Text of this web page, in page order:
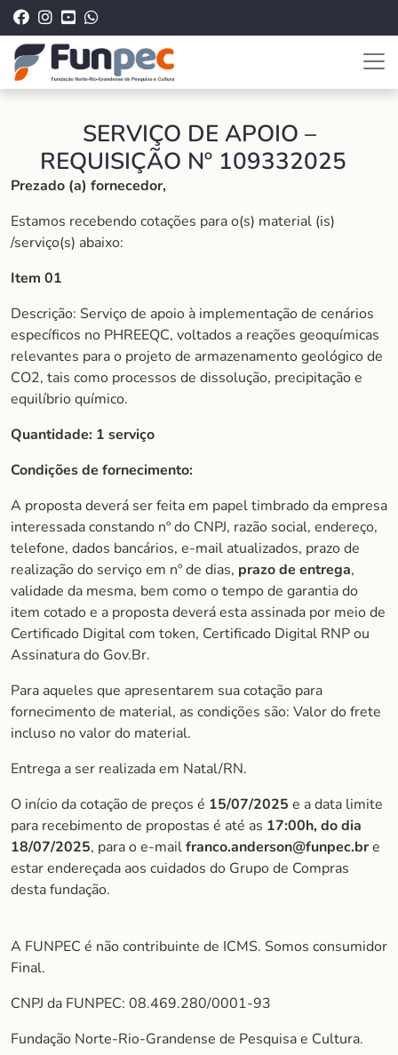
SERVIÇO DE APOIO –
REQUISIÇÃO Nº 109332025
Prezado (a) fornecedor,
Estamos recebendo cotações para o(s) material (is)
/serviço(s) abaixo:
Item 01
Descrição: Serviço de apoio à implementação de cenários
específicos no PHREEQC, voltados a reações geoquímicas
relevantes para o projeto de armazenamento geológico de
CO2, tais como processos de dissolução, precipitação e
equilíbrio químico.
Quantidade: 1 serviço
Condições de fornecimento:
A proposta deverá ser feita em papel timbrado da empresa
interessada constando nº do CNPJ, razão social, endereço,
telefone, dados bancários, e-mail atualizados, prazo de
realização do serviço em nº de dias, prazo de entrega,
validade da mesma, bem como o tempo de garantia do
item cotado e a proposta deverá esta assinada por meio de
Certificado Digital com token, Certificado Digital RNP ou
Assinatura do Gov.Br.
Para aqueles que apresentarem sua cotação para
fornecimento de material, as condições são: Valor do frete
incluso no valor do material.
Entrega a ser realizada em Natal/RN.
O início da cotação de preços é 15/07/2025 e a data limite
para recebimento de propostas é até as 17:00h, do dia
18/07/2025, para o e-mailfranco.anderson@funpec.bre
estar endereçada aos cuidados do Grupo de Compras
desta fundação.
A FUNPEC é não contribuinte de ICMS. Somos consumidor
Final.
CNPJ da FUNPEC: 08.469.280/0001-93
Fundação Norte-Rio-Grandense de Pesquisa e Cultura.